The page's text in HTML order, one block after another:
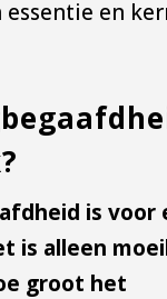
essentie en
is voor
is alleen
groot het